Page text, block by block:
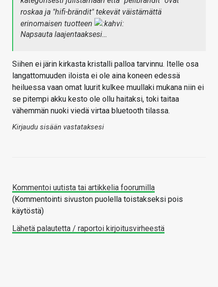
roskaa ja "hifi-brändit" tekevät väistämättä
erinomaisen tuotteen
Napsauta laajentaaksesi…
Siihen ei järin kirkasta kristalli palloa tarvinnu. Itelle osa
langattomuuden iloista ei ole aina koneen edessä
heiluessa vaan omat luurit kulkee muullaki mukana niin ei
se pitempi akku kesto ole ollu haitaksi, toki taitaa
vähemmän nuoki viedä virtaa bluetooth tilassa.
Kirjaudu sisään vastataksesi
Kommentoi uutista tai artikkelia foorumilla
(Kommentointi sivuston puolella toistakseksi pois
käytöstä)
Lähetä palautetta / raportoi kirjoitusvirheestä